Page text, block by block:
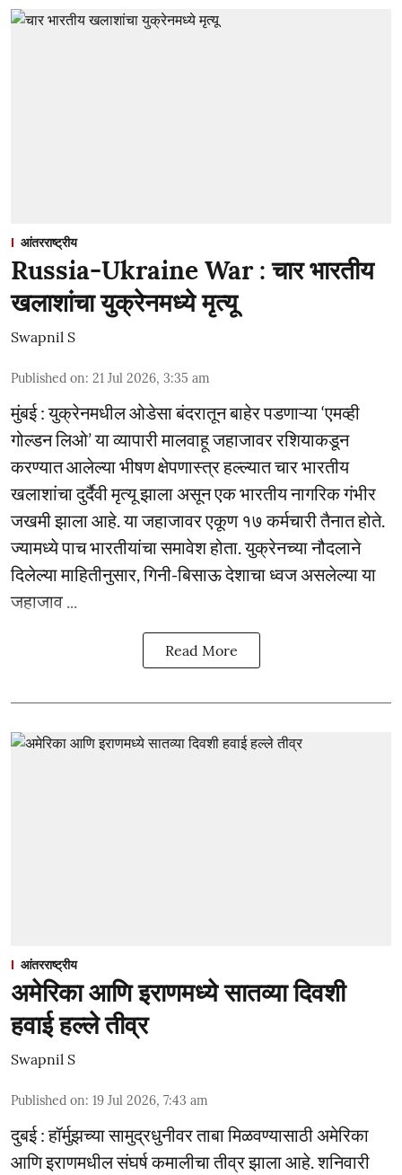
आंतरराष्ट्रीय
Russia-Ukraine War : चार भारतीय
खलाशांचा युक्रेनमध्ये मृत्यू
Swapnil S
Published on: 21 Jul 2026, 3:35 am
मुंबई : युक्रेनमधील ओडेसा बंदरातून बाहेर पडणाऱ्या ‘एमव्ही
गोल्डन लिओ’ या व्यापारी मालवाहू जहाजावर रशियाकडून
करण्यात आलेल्या भीषण क्षेपणास्त्र हल्ल्यात चार भारतीय
खलाशांचा दुर्दैवी मृत्यू झाला असून एक भारतीय नागरिक गंभीर
जखमी झाला आहे. या जहाजावर एकूण १७ कर्मचारी तैनात होते.
ज्यामध्ये पाच भारतीयांचा समावेश होता. युक्रेनच्या नौदलाने
दिलेल्या माहितीनुसार, गिनी-बिसाऊ देशाचा ध्वज असलेल्या या
जहाजाव ...
Read More
आंतरराष्ट्रीय
अमेरिका आणि इराणमध्ये सातव्या दिवशी
हवाई हल्ले तीव्र
Swapnil S
Published on: 19 Jul 2026, 7:43 am
दुबई : हॉर्मुझच्या सामुद्रधुनीवर ताबा मिळवण्यासाठी अमेरिका
आणि इराणमधील संघर्ष कमालीचा तीव्र झाला आहे. शनिवारी